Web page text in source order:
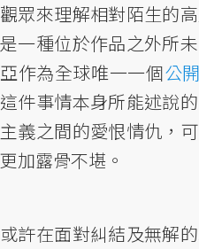
觀眾來理解相對陌生的
是一種位於作品之外所
亞作為全球唯一一個公
這件事情本身所能述說
主義之間的愛恨情仇，
更加露骨不堪。
或許在面對糾結及無解